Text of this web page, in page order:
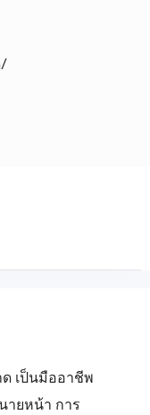
เป็นมืออาชีพ
ายหน้า การ